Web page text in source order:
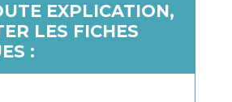
EXPLICATION,
LES FICHES
: